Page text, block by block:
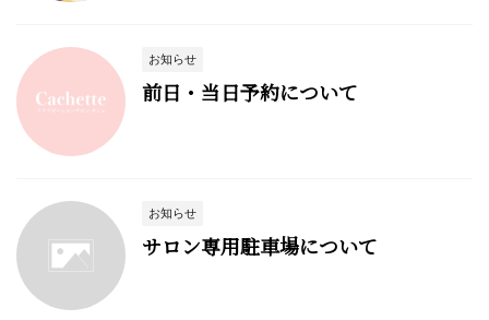
お知らせ
前日・当日予約について
お知らせ
サロン専用駐車場について